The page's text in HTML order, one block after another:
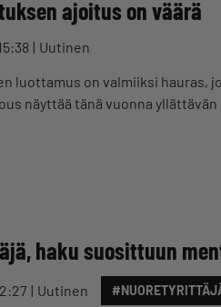
ajoitus on väärä
Uutinen
luottamus on valmiiksi hauras,
näyttää tänä vuonna yllättävän
haku suosittuun
Uutinen